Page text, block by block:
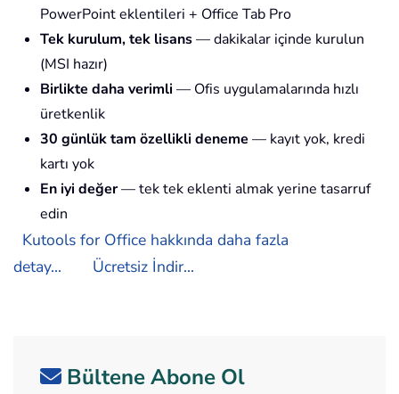
PowerPoint eklentileri + Office Tab Pro
Tek kurulum, tek lisans— dakikalar içinde kurulun
(MSI hazır)
Birlikte daha verimli — Ofis uygulamalarında hızlı
üretkenlik
30 günlük tam özellikli deneme — kayıt yok, kredi
kartı yok
En iyi değer— tek tek eklenti almak yerine tasarruf
edin
Kutools for Office hakkında daha fazla
detay...
Ücretsiz İndir...
Bültene Abone Ol